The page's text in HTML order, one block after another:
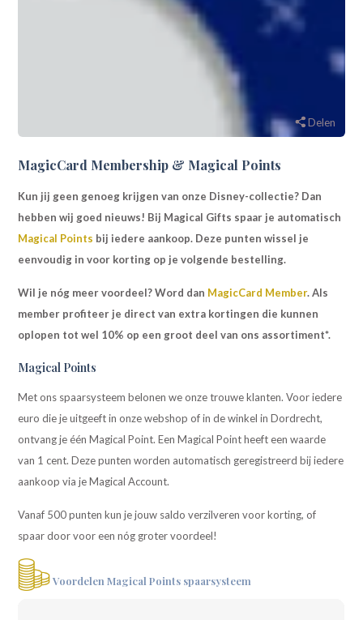
Delen
MagicCard Membership & Magical Points
Kun jij geen genoeg krijgen van onze Disney-collectie? Dan
hebben wij goed nieuws! Bij Magical Gifts spaar je automatisch
Magical Points bij iedere aankoop. Deze punten wissel je
eenvoudig in voor korting op je volgende bestelling.
Wil je nóg meer voordeel? Word dan MagicCard Member. Als
member profiteer je direct van extra kortingen die kunnen
oplopen tot wel 10% op een groot deel van ons assortiment*.
Magical Points
Met ons spaarsysteem belonen we onze trouwe klanten. Voor iedere
euro die je uitgeeft in onze webshop of in de winkel in Dordrecht,
ontvang je één Magical Point. Een Magical Point heeft een waarde
van 1 cent. Deze punten worden automatisch geregistreerd bij iedere
aankoop via je Magical Account.
Vanaf 500 punten kun je jouw saldo verzilveren voor korting, of
spaar door voor een nóg groter voordeel!
Voordelen Magical Points spaarsysteem